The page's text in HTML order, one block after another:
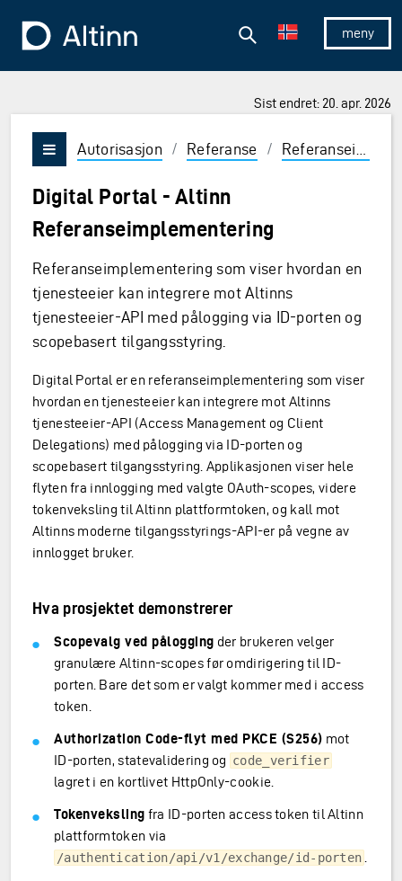
Vis/skjul
Søk
Sist endret: 20. apr. 2026
Vis/skjul meny
Autorisasjon / Referanse / Referanseimplementasjoner
Digital Portal - Altinn
Referanseimplementering
Referanseimplementering som viser hvordan en
tjenesteeier kan integrere mot Altinns
tjenesteeier-API med pålogging via ID-porten og
scopebasert tilgangsstyring.
Digital Portal er en referanseimplementering som viser
hvordan en tjenesteeier kan integrere mot Altinns
tjenesteeier-API (Access Management og Client
Delegations) med pålogging via ID-porten og
scopebasert tilgangsstyring. Applikasjonen viser hele
flyten fra innlogging med valgte OAuth-scopes, videre
tokenveksling til Altinn plattformtoken, og kall mot
Altinns moderne tilgangsstyrings-API-er på vegne av
innlogget bruker.
Hva prosjektet demonstrerer
Scopevalg ved pålogging der brukeren velger
granulære Altinn-scopes før omdirigering til ID-
porten. Bare det som er valgt kommer med i access
token.
Authorization Code-flyt med PKCE (S256) mot
ID-porten, statevalidering og code_verifier
lagret i en kortlivet HttpOnly-cookie.
Tokenveksling fra ID-porten access token til Altinn
plattformtoken via
/authentication/api/v1/exchange/id-porten